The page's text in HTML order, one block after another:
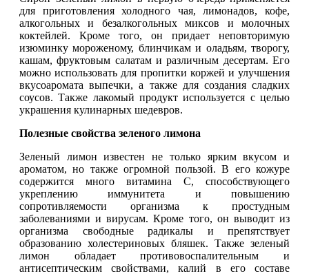
для приготовления холодного чая, лимонадов, кофе,
алкогольных и безалкогольных миксов и молочных
коктейлей. Кроме того, он придает неповторимую
изюминку мороженому, блинчикам и оладьям, творогу,
кашам, фруктовым салатам и различным десертам. Его
можно использовать для пропитки коржей и улучшения
вкусоаромата выпечки, а также для создания сладких
соусов. Также лакомый продукт используется с целью
украшения кулинарных шедевров.
Полезные свойства зеленого лимона
Зеленый лимон известен не только ярким вкусом и
ароматом, но также огромной пользой. В его кожуре
содержится много витамина С, способствующего
укреплению иммунитета и повышению
сопротивляемости организма к простудным
заболеваниями и вирусам. Кроме того, он выводит из
организма свободные радикалы и препятствует
образованию холестериновых бляшек. Также зеленый
лимон обладает противовоспалительным и
антисептическим свойствами, калий в его составе